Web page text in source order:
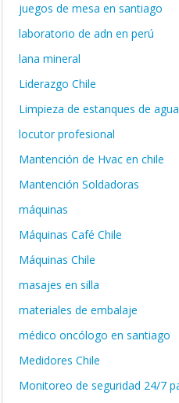
juegos de mesa en santiago
laboratorio de adn en perú
lana mineral
Liderazgo Chile
Limpieza de estanques de
locutor profesional
Mantención de Hvac en chile
Mantención Soldadoras
máquinas
Máquinas Café Chile
Máquinas Chile
masajes en silla
materiales de embalaje
médico oncólogo en santiago
Medidores Chile
Monitoreo de seguridad 24/7